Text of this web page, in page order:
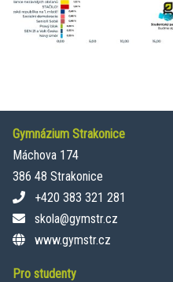
Gymnázium Strakonice
Máchova 174
386 48 Strakonice
+420 383 321 281
skola@gymstr.cz
www.gymstr.cz
Pro studenty